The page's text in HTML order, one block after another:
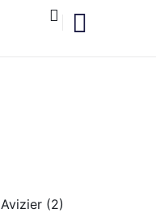
Avizier (2)